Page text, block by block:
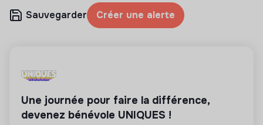
Sauvegarder Créer une alerte
Une journée pour faire la différence,
devenez bénévole UNIQUES !